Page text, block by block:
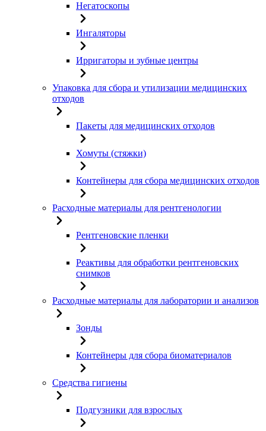
Негатоскопы
Ингаляторы
Ирригаторы и зубные центры
Упаковка для сбора и утилизации медицинских
отходов
Пакеты для медицинских отходов
Хомуты (стяжки)
Контейнеры для сбора медицинских отходов
Расходные материалы для рентгенологии
Рентгеновские пленки
Реактивы для обработки рентгеновских
снимков
Расходные материалы для лаборатории и анализов
Зонды
Контейнеры для сбора биоматериалов
Средства гигиены
Подгузники для взрослых